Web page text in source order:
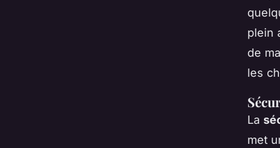
plein
de
les
La
met